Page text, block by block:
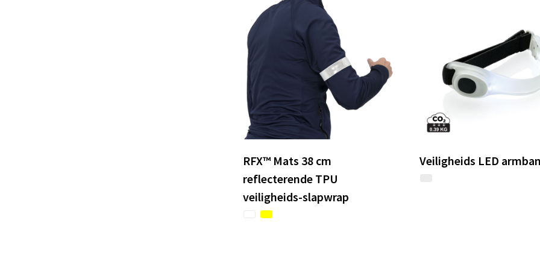
RFX™ Mats 38 cm
reflecterende TPU
veiligheids-slapwrap
Veiligheids LED